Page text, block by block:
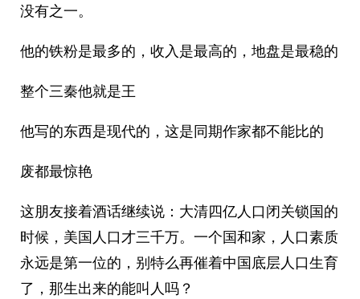
没有之一。
他的铁粉是最多的，收入是最高的，地盘是最稳的
整个三秦他就是王
他写的东西是现代的，这是同期作家都不能比的
废都最惊艳
这朋友接着酒话继续说：大清四亿人口闭关锁国的
时候，美国人口才三千万。一个国和家，人口素质
永远是第一位的，别特么再催着中国底层人口生育
了，那生出来的能叫人吗？